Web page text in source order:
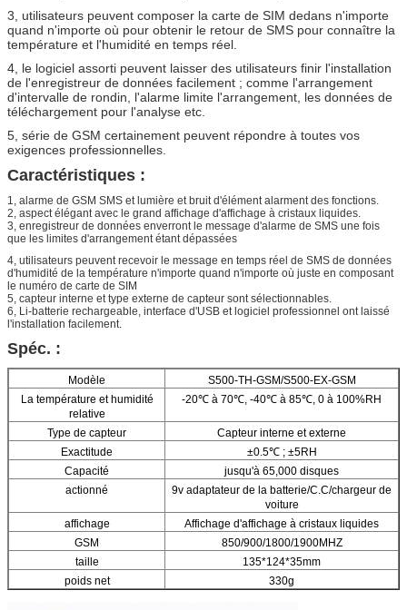
3, utilisateurs peuvent composer la carte de SIM dedans n'importe
quand n'importe où pour obtenir le retour de SMS pour connaître la
température et l'humidité en temps réel.
4, le logiciel assorti peuvent laisser des utilisateurs finir l'installation
de l'enregistreur de données facilement ; comme l'arrangement
d'intervalle de rondin, l'alarme limite l'arrangement, les données de
téléchargement pour l'analyse etc.
5, série de GSM certainement peuvent répondre à toutes vos
exigences professionnelles.
Caractéristiques :
1, alarme de GSM SMS et lumière et bruit d'élément alarment des fonctions.
2, aspect élégant avec le grand affichage d'affichage à cristaux liquides.
3, enregistreur de données enverront le message d'alarme de SMS une fois
que les limites d'arrangement étant dépassées
4, utilisateurs peuvent recevoir le message en temps réel de SMS de données
d'humidité de la température n'importe quand n'importe où juste en composant
le numéro de carte de SIM
5, capteur interne et type externe de capteur sont sélectionnables.
6, Li-batterie rechargeable, interface d'USB et logiciel professionnel ont laissé
l'installation facilement.
Spéc. :
Modèle
S500-TH-GSM/S500-EX-GSM
La température et humidité
relative
-20℃ à 70℃, -40℃ à 85℃, 0 à 100%RH
Type de capteur
Capteur interne et externe
Exactitude
±0.5℃ ; ±5RH
Capacité
jusqu'à 65,000 disques
actionné
9v adaptateur de la batterie/C.C/chargeur de
voiture
affichage
Affichage d'affichage à cristaux liquides
GSM
850/900/1800/1900MHZ
taille
135*124*35mm
poids net
330g